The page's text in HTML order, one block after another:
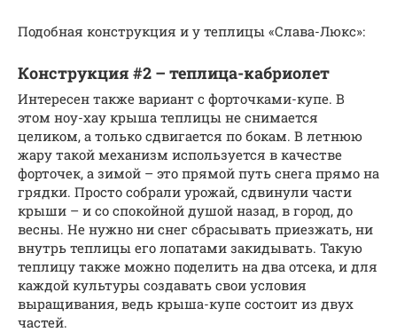
Подобная конструкция и у теплицы «Слава-Люкс»:
Конструкция #2 – теплица-кабриолет
Интересен также вариант с форточками-купе. В
этом ноу-хау крыша теплицы не снимается
целиком, а только сдвигается по бокам. В летнюю
жару такой механизм используется в качестве
форточек, а зимой – это прямой путь снега прямо на
грядки. Просто собрали урожай, сдвинули части
крыши – и со спокойной душой назад, в город, до
весны. Не нужно ни снег сбрасывать приезжать, ни
внутрь теплицы его лопатами закидывать. Такую
теплицу также можно поделить на два отсека, и для
каждой культуры создавать свои условия
выращивания, ведь крыша-купе состоит из двух
частей.